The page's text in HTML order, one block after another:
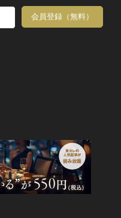
会員登録（無料）